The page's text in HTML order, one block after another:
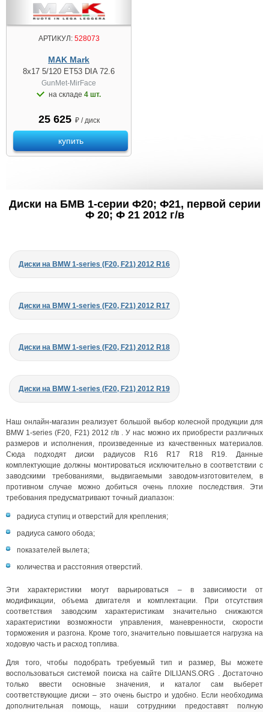
АРТИКУЛ:528073
MAK Mark
8x17 5/120 ET53 DIA 72.6
GunMet-MirFace
на складе 4 шт.
25 625 ₽ / диск
купить
Диски на БМВ 1-серии Ф20; Ф21, первой серии
Ф 20; Ф 21 2012 г/в
Диски на BMW 1-series (F20, F21) 2012 R16
Диски на BMW 1-series (F20, F21) 2012 R17
Диски на BMW 1-series (F20, F21) 2012 R18
Диски на BMW 1-series (F20, F21) 2012 R19
Наш онлайн-магазин реализует большой выбор колесной продукции для
BMW 1-series (F20, F21) 2012 г/в . У нас можно их приобрести различных
размеров и исполнения, произведенные из качественных материалов.
Сюда подходят диски радиусов R16 R17 R18 R19. Данные
комплектующие должны монтироваться исключительно в соответствии с
заводскими требованиями, выдвигаемыми заводом-изготовителем, в
противном случае можно добиться очень плохие последствия. Эти
требования предусматривают точный диапазон:
радиуса ступиц и отверстий для крепления;
радиуса самого обода;
показателей вылета;
количества и расстояния отверстий.
Эти характеристики могут варьироваться – в зависимости от
модификации, объема двигателя и комплектации. При отсутствия
соответствия заводским характеристикам значительно снижаются
характеристики возможности управления, маневренности, скорости
торможения и разгона. Кроме того, значительно повышается нагрузка на
ходовую часть и расход топлива.
Для того, чтобы подобрать требуемый тип и размер, Вы можете
воспользоваться системой поиска на сайте DILIJANS.ORG . Достаточно
только ввести основные значения, и каталог сам выберет
соответствующие диски – это очень быстро и удобно. Если необходима
дополнительная помощь, наши сотрудники предоставят полную